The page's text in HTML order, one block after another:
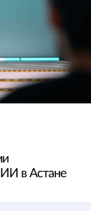
в Астане